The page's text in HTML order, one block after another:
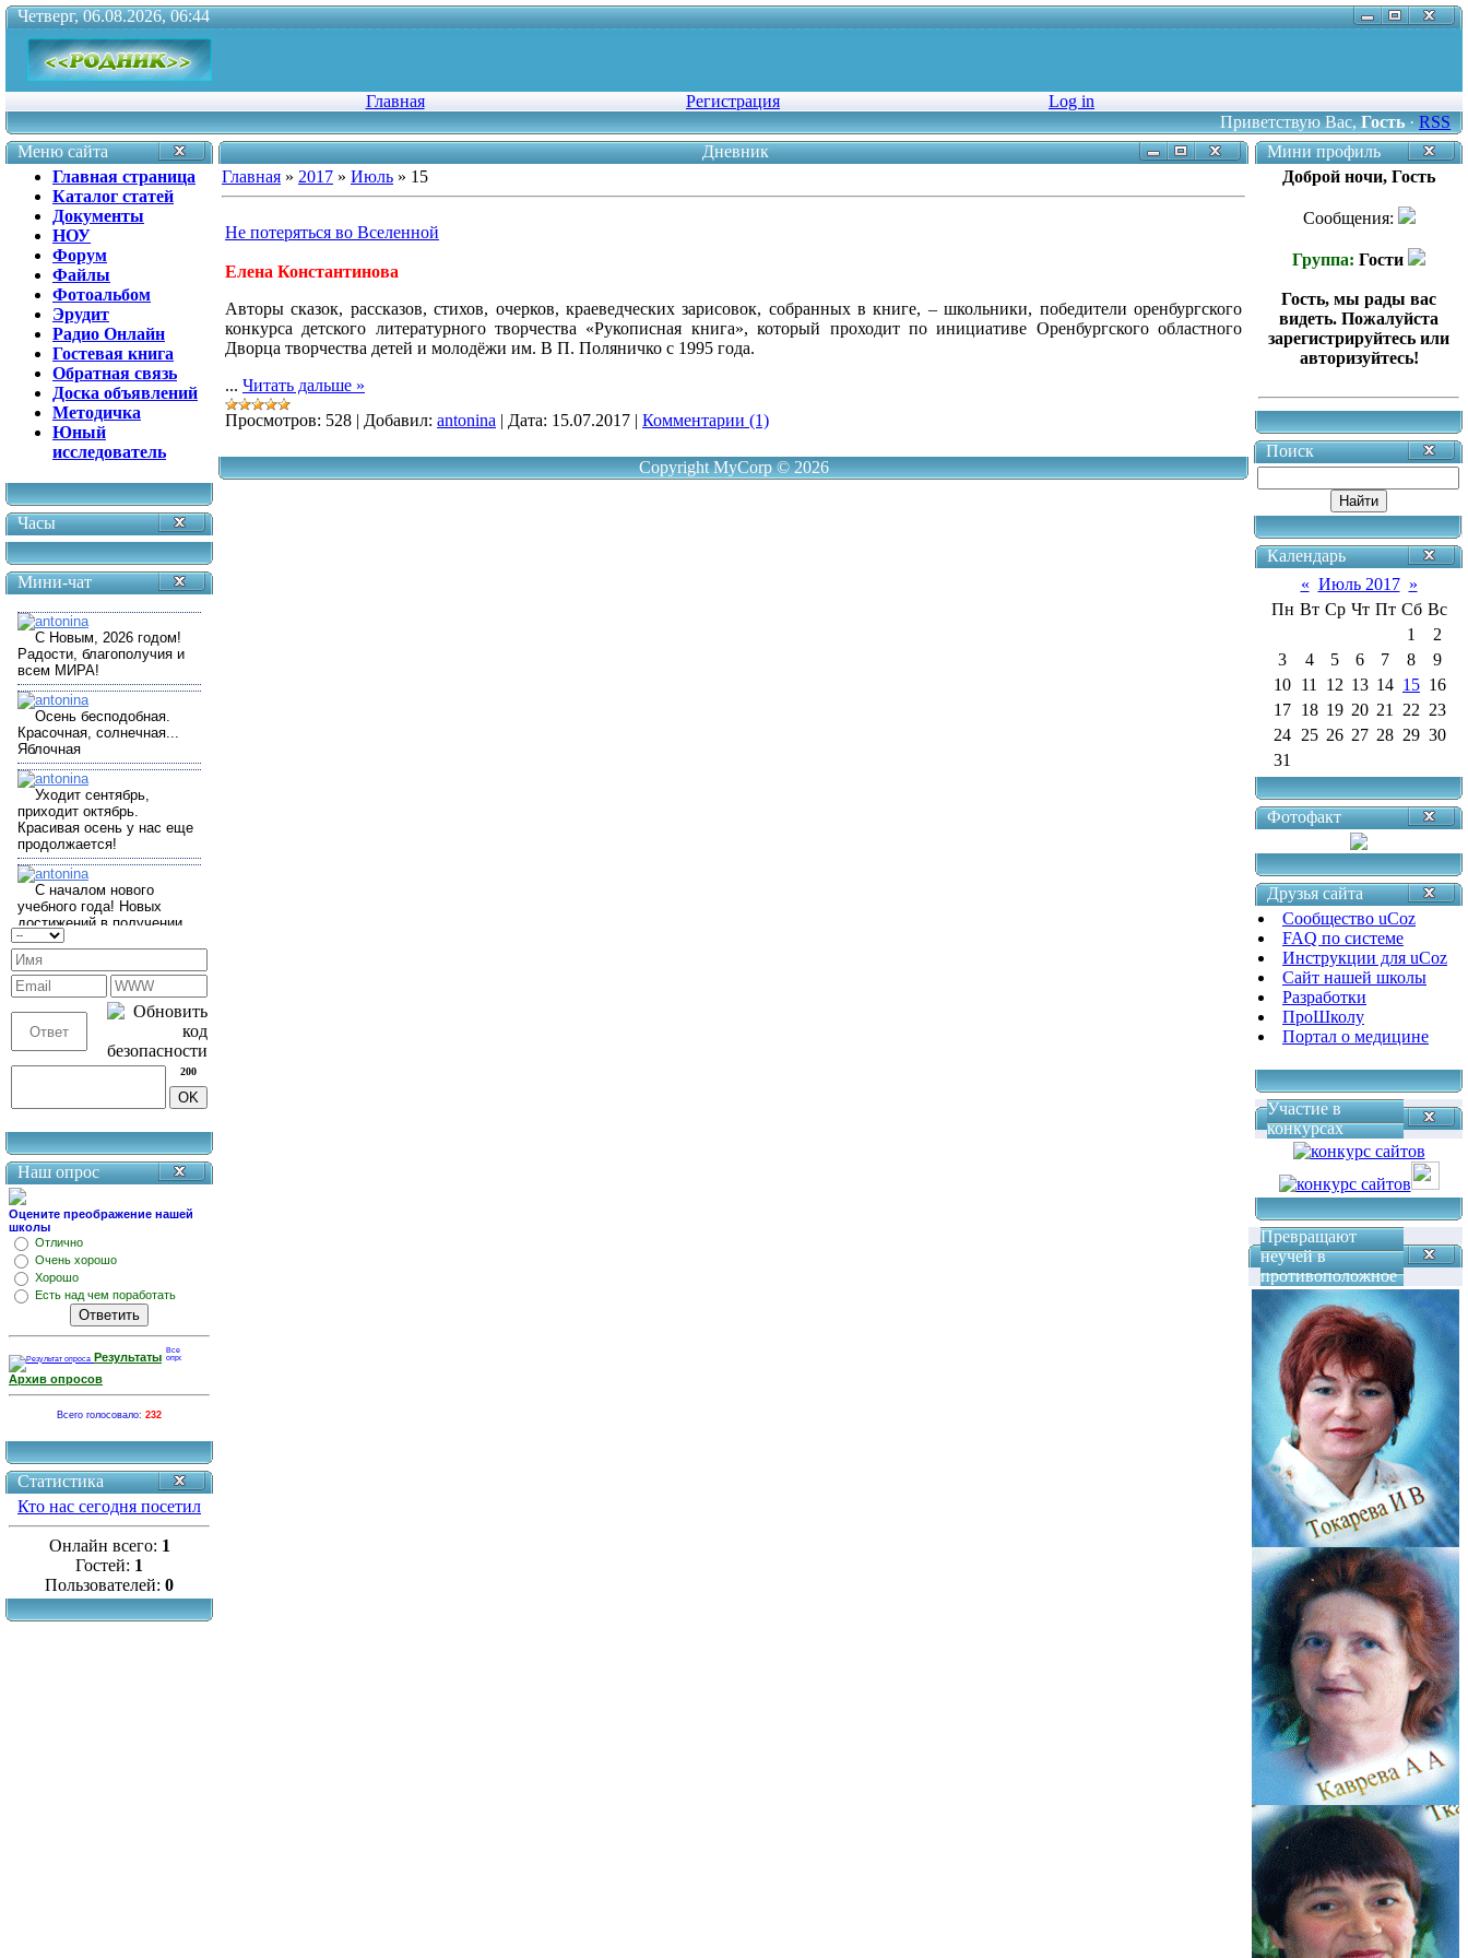
Четверг, 06.08.2026, 06:44
Главная Регистрация
Log in
Приветствую Вас,Гость·RSS
Меню сайта
Главная страница
Каталог статей
Документы
НОУ
Форум
Файлы
Фотоальбом
Эрудит
Радио Онлайн
Гостевая книга
Обратная связь
Доска объявлений
Методичка
Юный
исследователь
Часы
Мини-чат
200
Наш опрос
Оцените преображение нашей
школы
Отлично
Очень хорошо
Хорошо
Есть над чем поработать
Результаты
Архив опросов
Всего голосовало: 232
Статистика
Кто нас сегодня посетил
Онлайн всего: 1
Гостей: 1
Пользователей: 0
Дневник
Главная » 2017 » Июль » 15
Не потеряться во Вселенной
Елена Константинова
Авторы сказок, рассказов, стихов, очерков, краеведческих зарисовок, собранных в книге, – школьники, победители оренбургского
конкурса детского литературного творчества «Рукописная книга», который проходит по инициативе Оренбургского областного
Дворца творчества детей и молодёжи им. В П. Поляничко с 1995 года.
... Читать дальше »
Просмотров: 528 | Добавил: antonina | Дата: 15.07.2017 | Комментарии (1)
Copyright MyCorp © 2026
Мини профиль
Доброй ночи, Гость
Сообщения:
Группа: Гости
Гость, мы рады вас
видеть. Пожалуйста
зарегистрируйтесь или
авторизуйтесь!
Поиск
Календарь
« Июль 2017 »
Пн Вт Ср Чт Пт Сб Вс
1
2
3
4 5 6 7 8
9
10 11 12 13 14 15 16
17 18 19 20 21 22 23
24 25 26 27 28 29 30
31
Фотофакт
Друзья сайта
Сообщество uCoz
FAQ по системе
Инструкции для uCoz
Сайт нашей школы
Разработки
ПроШколу
Портал о медицине
Участие в
конкурсах
Превращают
неучей в
противоположное